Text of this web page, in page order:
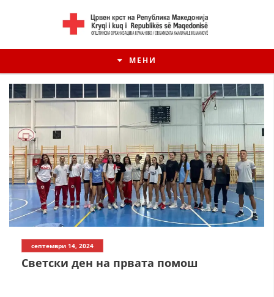
МЕНИ
ИСТОРИЈАТ НА ЦКРМ
ИСТОРИЈАТ НА ДВИЖЕЊЕТО
септември 14, 2024
Светски ден на првата помош